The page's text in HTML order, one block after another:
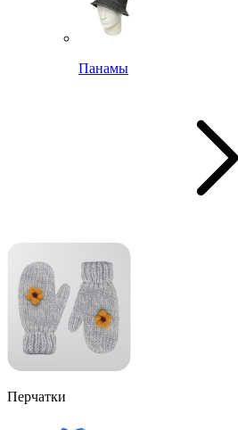
Панамы
Перчатки